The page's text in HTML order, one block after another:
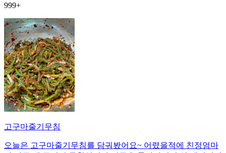
999+
고구마줄기무침
오늘은 고구마줄기무침를 담궈봤어요~ 어렸을적에 친정엄마